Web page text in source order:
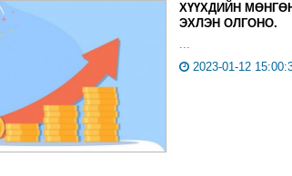
ХҮҮХДИЙН
ЭХЛЭН ОЛГОНО.
...
2023-01-12